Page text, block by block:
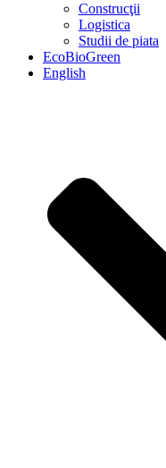
Construcţii
Logistica
Studii de piata
EcoBioGreen
English